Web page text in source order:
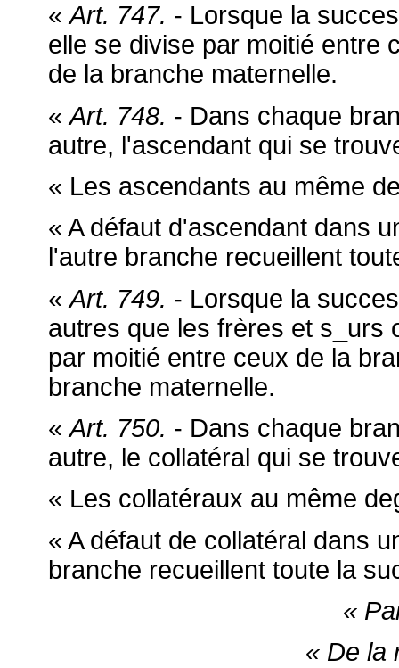
«Art. 747. - Lorsque la
elle se divise par moitié entre
de la branche maternelle.
«Art. 748. - Dans chaque
autre, l'ascendant qui se
« Les ascendants au même
« A défaut d'ascendant dans
l'autre branche recueillent
«Art. 749. - Lorsque la
autres que les frères et s_urs
par moitié entre ceux de la
branche maternelle.
«Art. 750. - Dans chaque
autre, le collatéral qui se
« Les collatéraux au même
« A défaut de collatéral dans
branche recueillent toute la
«
« De la